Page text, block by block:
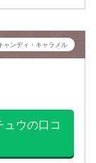
ウ
ャンディ・キャラメル
ュウの口コ